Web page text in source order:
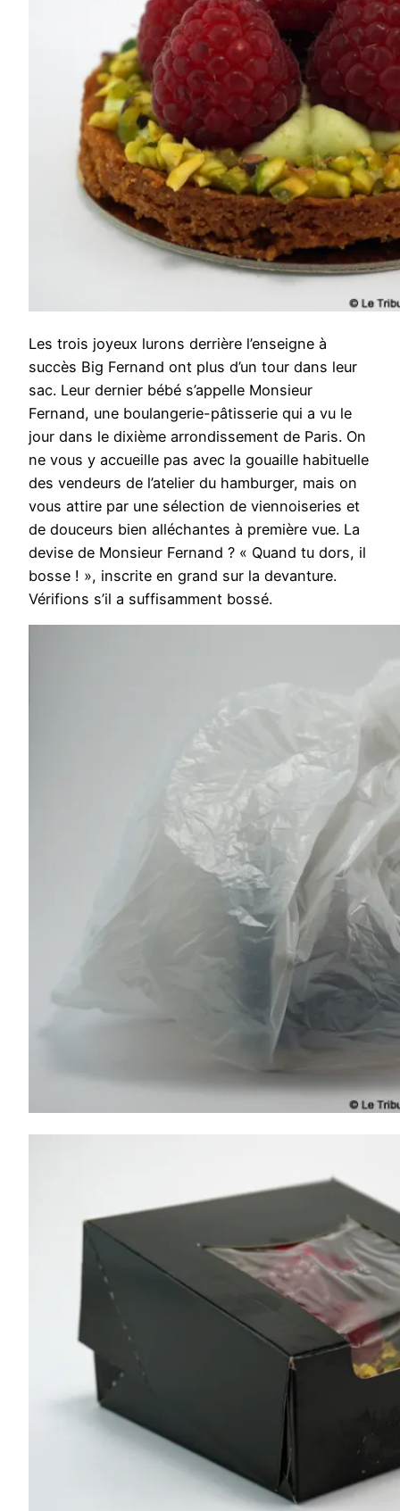
Les trois joyeux lurons derrière l’enseigne à
succès Big Fernand ont plus d’un tour dans leur
sac. Leur dernier bébé s’appelle Monsieur
Fernand, une boulangerie-pâtisserie qui a vu le
jour dans le dixième arrondissement de Paris. On
ne vous y accueille pas avec la gouaille habituelle
des vendeurs de l’atelier du hamburger, mais on
vous attire par une sélection de viennoiseries et
de douceurs bien alléchantes à première vue. La
devise de Monsieur Fernand ? « Quand tu dors, il
bosse ! », inscrite en grand sur la devanture.
Vérifions s’il a suffisamment bossé.